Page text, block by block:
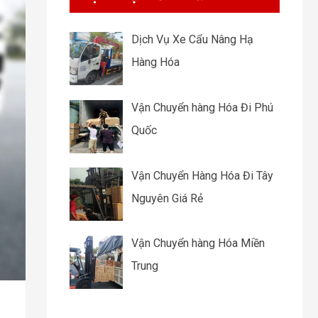
Dịch Vụ Xe Cẩu Nâng Hạ
Hàng Hóa
Vận Chuyển hàng Hóa Đi Phú
Quốc
Vận Chuyển Hàng Hóa Đi Tây
Nguyên Giá Rẻ
Vận Chuyển hàng Hóa Miền
Trung